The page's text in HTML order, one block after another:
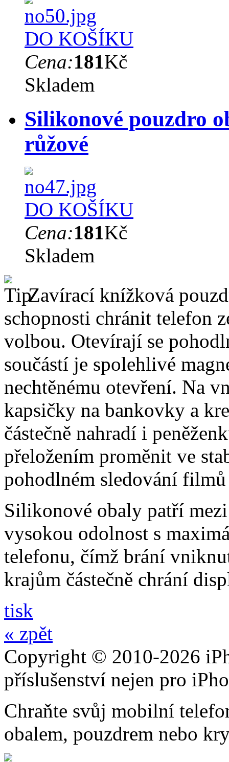
DO KOŠÍKU
Cena:181Kč
Skladem
Silikonové pouzdro
růžové
DO KOŠÍKU
Cena:181Kč
Skladem
Zavírací knížková
schopnosti chránit telefon
volbou. Otevírají se
součástí je spolehlivé
nechtěnému otevření. Na
kapsičky na bankovky a
částečně nahradí i
přeložením proměnit ve
pohodlném sledování
Silikonové obaly patří
vysokou odolnost s
telefonu, čímž brání
krajům částečně chrání
tisk
« zpět
Copyright © 2010-2026
příslušenství nejen pro
Chraňte svůj mobilní
obalem, pouzdrem nebo